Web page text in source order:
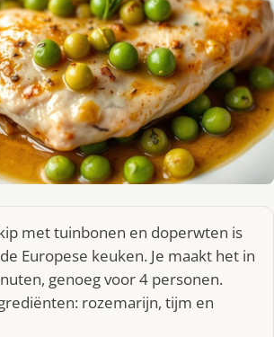
met tuinbonen en doperwten is
Europese keuken. Je maakt het in
genoeg voor 4 personen.
rozemarijn, tijm en